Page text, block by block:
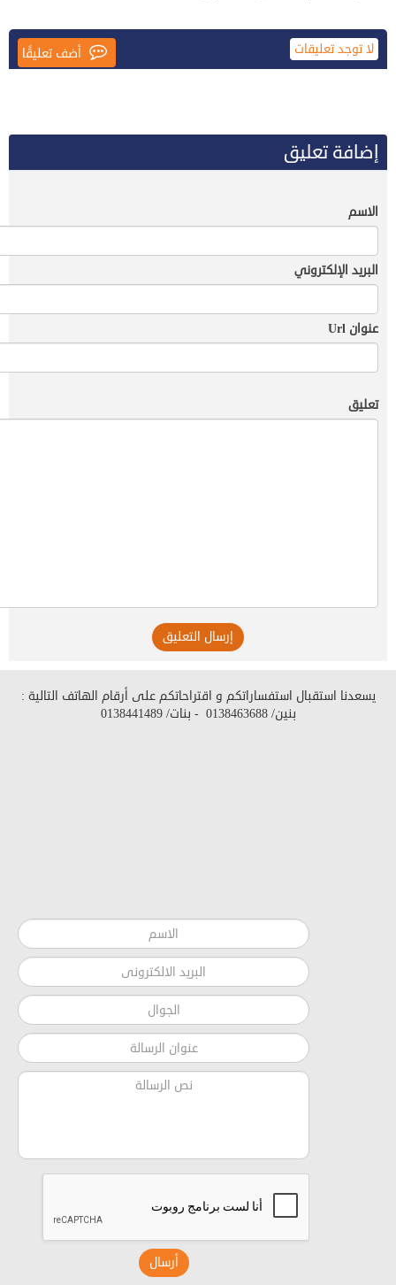
لا توجد تعليقات
إضافة تعليق
الاسم
البريد الإلكتروني
عنوان Url
تعليق
إرسال التعليق
يسعدنا استقبال استفساراتكم و اقتراحاتكم على أرقام الهاتف التالية :
بنين/0138463688 - بنات/0138441489
أرسال